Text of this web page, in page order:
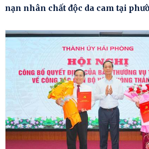
nạn nhân chất độc da cam tại